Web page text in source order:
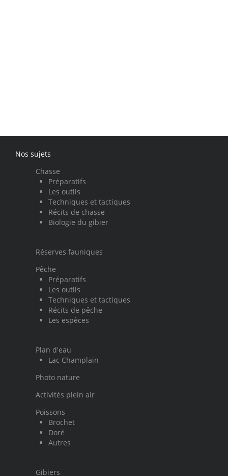
Nos sujets
Chasse
Préparatifs
Les outils
Techniques et tactiques
Récits de chasse
Biologie du gibier
Réserves fauniques
Pêche
Préparatifs
Les outils
Techniques et tactiques
Récits de pêche
Les espèces
Plan d'eau
Lac Champlain
Photo nature
Activités plein air
Poissons
Brochet
Doré
Autres
Gibiers